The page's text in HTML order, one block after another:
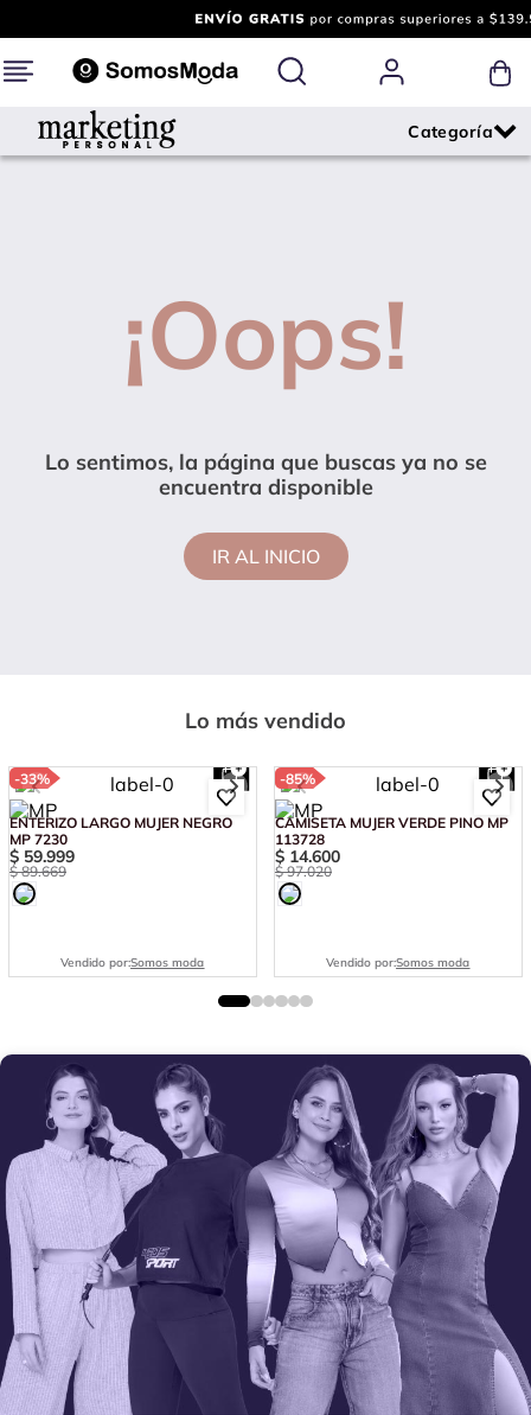
¡Oops!
Lo sentimos, la página que buscas ya no se
encuentra disponible
IR AL INICIO
Lo más vendido
-33%
ENTERIZO LARGO MUJER NEGRO
MP 7230
$ 59.999
$ 89.669
Vendido por:Somos moda
-85%
CAMISETA MUJER VERDE PINO MP
113728
$ 14.600
$ 97.020
Vendido por:Somos moda